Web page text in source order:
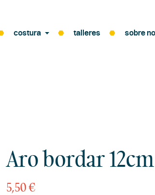
costura talleres sobre
Aro bordar 12cm
5,50 €